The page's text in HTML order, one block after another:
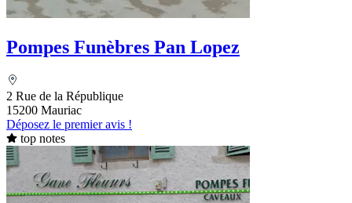
Pompes Funèbres Pan Lopez
2 Rue de la République
15200 Mauriac
Déposez le premier avis !
top notes